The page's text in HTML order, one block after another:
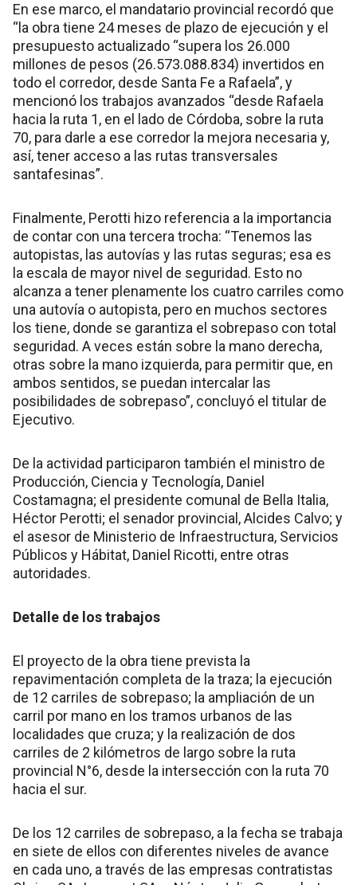
En ese marco, el mandatario provincial recordó que
“la obra tiene 24 meses de plazo de ejecución y el
presupuesto actualizado “supera los 26.000
millones de pesos (26.573.088.834) invertidos en
todo el corredor, desde Santa Fe a Rafaela”, y
mencionó los trabajos avanzados “desde Rafaela
hacia la ruta 1, en el lado de Córdoba, sobre la ruta
70, para darle a ese corredor la mejora necesaria y,
así, tener acceso a las rutas transversales
santafesinas”.
Finalmente, Perotti hizo referencia a la importancia
de contar con una tercera trocha: “Tenemos las
autopistas, las autovías y las rutas seguras; esa es
la escala de mayor nivel de seguridad. Esto no
alcanza a tener plenamente los cuatro carriles como
una autovía o autopista, pero en muchos sectores
los tiene, donde se garantiza el sobrepaso con total
seguridad. A veces están sobre la mano derecha,
otras sobre la mano izquierda, para permitir que, en
ambos sentidos, se puedan intercalar las
posibilidades de sobrepaso”, concluyó el titular de
Ejecutivo.
De la actividad participaron también el ministro de
Producción, Ciencia y Tecnología, Daniel
Costamagna; el presidente comunal de Bella Italia,
Héctor Perotti; el senador provincial, Alcides Calvo; y
el asesor de Ministerio de Infraestructura, Servicios
Públicos y Hábitat, Daniel Ricotti, entre otras
autoridades.
Detalle de los trabajos
El proyecto de la obra tiene prevista la
repavimentación completa de la traza; la ejecución
de 12 carriles de sobrepaso; la ampliación de un
carril por mano en los tramos urbanos de las
localidades que cruza; y la realización de dos
carriles de 2 kilómetros de largo sobre la ruta
provincial N°6, desde la intersección con la ruta 70
hacia el sur.
De los 12 carriles de sobrepaso, a la fecha se trabaja
en siete de ellos con diferentes niveles de avance
en cada uno, a través de las empresas contratistas